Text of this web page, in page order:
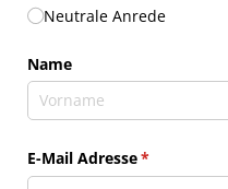
Neutrale Anrede
Name
E-Mail Adresse*
(erforderlich)